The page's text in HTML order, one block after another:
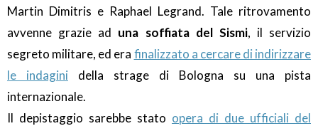
Martin Dimitris e Raphael Legrand. Tale ritrovamento
avvenne grazie ad una soffiata del Sismi, il servizio
segreto militare, ed era finalizzato a cercare di indirizzare
le indagini della strage di Bologna su una pista
internazionale.
Il depistaggio sarebbe stato opera di due ufficiali del